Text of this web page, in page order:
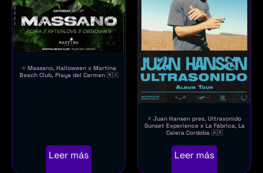
⭐ Massano, Halloween x Martina
Beach Club, Playa del Carmen 🇲🇽
Leer más
⭐ Juan Hansen pres. Ultrasonido
Sunset Experience x La Fábrica, La
Calera Cordoba 🇦🇷
Leer más